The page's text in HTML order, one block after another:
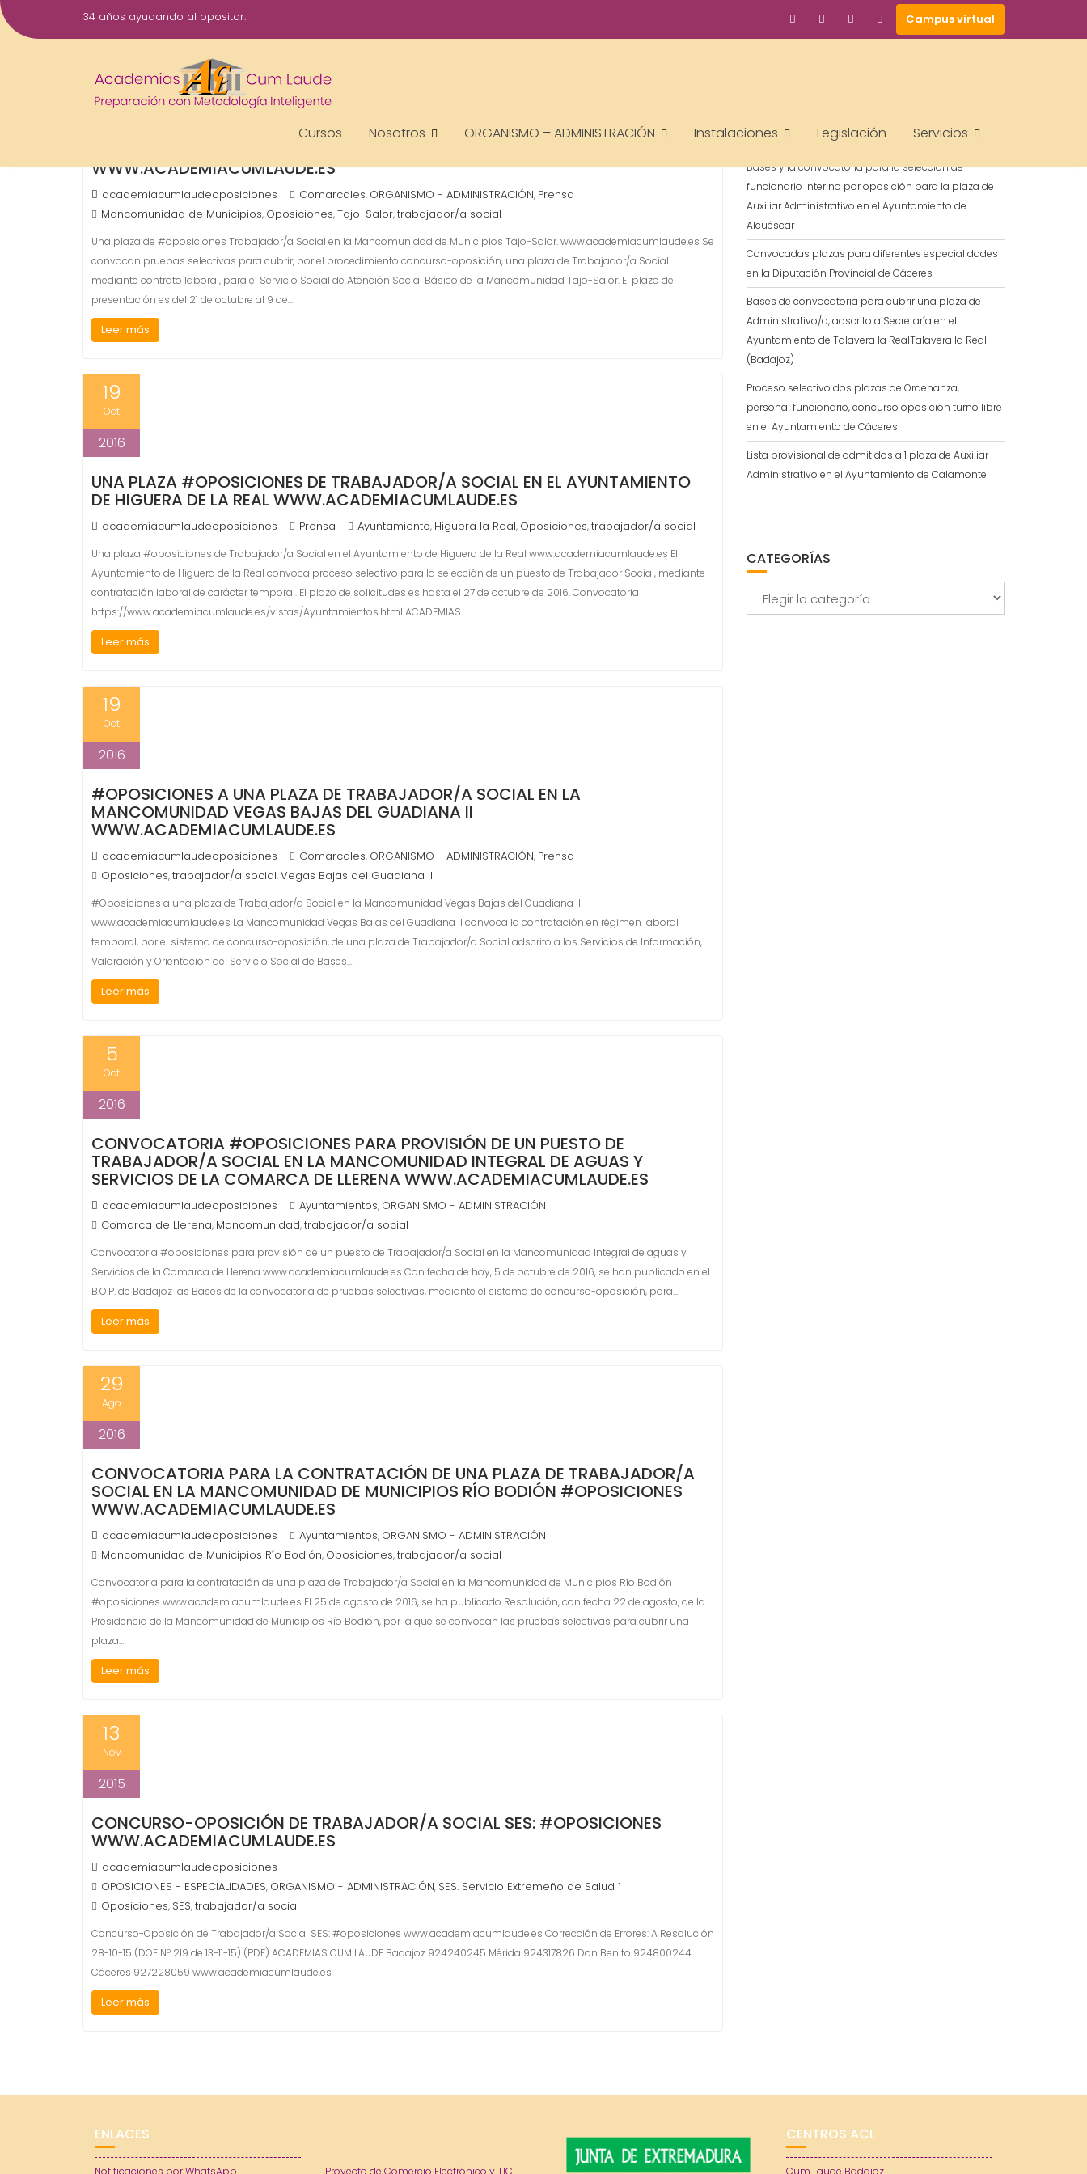
Saltar
al
34 años ayudando al opositor. Campus virtual
Cursos Nosotros ORGANISMO – ADMINISTRACIÓN Instalaciones Legislación Servicios
20
2016
UNA PLAZA DE #OPOSICIONES TRABAJADOR/A SOCIAL EN LA
WWW.ACADEMIACUMLAUDE.ES
academiacumlaudeoposiciones Comarcales, ORGANISMO - ADMINISTRACIÓN, Prensa
Mancomunidad de Municipios, Oposiciones,Tajo-Salor,trabajador/a social
Una plaza de #oposiciones Trabajador/a Social en la Mancomunidad de Municipios Tajo-Salor. www.academiacumlaude.es Se
convocan pruebas selectivas para cubrir, por el procedimiento concurso-oposición, una plaza de Trabajador/a Social
mediante contrato laboral, para el Servicio Social de Atención Social Básico de la Mancomunidad Tajo-Salor. El plazo de
presentación es del 21 de octubre al 9 de…
Leer más
19
Oct
2016
UNA PLAZA #OPOSICIONES DE TRABAJADOR/A SOCIAL EN EL AYUNTAMIENTO
DE HIGUERA DE LA REAL WWW.ACADEMIACUMLAUDE.ES
academiacumlaudeoposiciones Prensa Ayuntamiento, Higuera la Real, Oposiciones,trabajador/a social
Una plaza #oposiciones de Trabajador/a Social en el Ayuntamiento de Higuera de la Real www.academiacumlaude.es El
Ayuntamiento de Higuera de la Real convoca proceso selectivo para la selección de un puesto de Trabajador Social, mediante
contratación laboral de carácter temporal. El plazo de solicitudes es hasta el 27 de octubre de 2016. Convocatoria
https://www.academiacumlaude.es/vistas/Ayuntamientos.html ACADEMIAS…
Leer más
19
Oct
2016
#OPOSICIONES A UNA PLAZA DE TRABAJADOR/A SOCIAL EN LA
MANCOMUNIDAD VEGAS BAJAS DEL GUADIANA II
WWW.ACADEMIACUMLAUDE.ES
academiacumlaudeoposiciones Comarcales, ORGANISMO - ADMINISTRACIÓN, Prensa
Oposiciones,trabajador/a social,Vegas Bajas del Guadiana II
#Oposiciones a una plaza de Trabajador/a Social en la Mancomunidad Vegas Bajas del Guadiana II
www.academiacumlaude.es La Mancomunidad Vegas Bajas del Guadiana II convoca la contratación en régimen laboral
temporal, por el sistema de concurso-oposición, de una plaza de Trabajador/a Social adscrito a los Servicios de Información,
Valoración y Orientación del Servicio Social de Bases.…
Leer más
5
Oct
2016
CONVOCATORIA #OPOSICIONES PARA PROVISIÓN DE UN PUESTO DE
TRABAJADOR/A SOCIAL EN LA MANCOMUNIDAD INTEGRAL DE AGUAS Y
SERVICIOS DE LA COMARCA DE LLERENA WWW.ACADEMIACUMLAUDE.ES
academiacumlaudeoposiciones Ayuntamientos, ORGANISMO - ADMINISTRACIÓN
Comarca de Llerena, Mancomunidad,trabajador/a social
Convocatoria #oposiciones para provisión de un puesto de Trabajador/a Social en la Mancomunidad Integral de aguas y
Servicios de la Comarca de Llerena www.academiacumlaude.es Con fecha de hoy, 5 de octubre de 2016, se han publicado en el
B.O.P. de Badajoz las Bases de la convocatoria de pruebas selectivas, mediante el sistema de concurso-oposición, para…
Leer más
29
Ago
2016
CONVOCATORIA PARA LA CONTRATACIÓN DE UNA PLAZA DE TRABAJADOR/A
SOCIAL EN LA MANCOMUNIDAD DE MUNICIPIOS RÍO BODIÓN #OPOSICIONES
WWW.ACADEMIACUMLAUDE.ES
academiacumlaudeoposiciones Ayuntamientos, ORGANISMO - ADMINISTRACIÓN
Mancomunidad de Municipios Río Bodión, Oposiciones,trabajador/a social
Convocatoria para la contratación de una plaza de Trabajador/a Social en la Mancomunidad de Municipios Río Bodión
#oposiciones www.academiacumlaude.es El 25 de agosto de 2016, se ha publicado Resolución, con fecha 22 de agosto, de la
Presidencia de la Mancomunidad de Municipios Río Bodión, por la que se convocan las pruebas selectivas para cubrir una
plaza…
Leer más
13
Nov
2015
CONCURSO-OPOSICIÓN DE TRABAJADOR/A SOCIAL SES: #OPOSICIONES
WWW.ACADEMIACUMLAUDE.ES
academiacumlaudeoposiciones
OPOSICIONES - ESPECIALIDADES, ORGANISMO - ADMINISTRACIÓN, SES. Servicio Extremeño de Salud 1
Oposiciones, SES,trabajador/a social
Concurso-Oposición de Trabajador/a Social SES: #oposiciones www.academiacumlaude.es Corrección de Errores: A Resolución
28-10-15 (DOE Nº 219 de 13-11-15) (PDF) ACADEMIAS CUM LAUDE Badajoz 924240245 Mérida 924317826 Don Benito 924800244
Cáceres 927228059 www.academiacumlaude.es
Leer más
ENTRADAS RECIENTES
Bases y la convocatoria para la selección de
funcionario interino por oposición para la plaza de
Auxiliar Administrativo en el Ayuntamiento de
Alcuéscar
Convocadas plazas para diferentes especialidades
en la Diputación Provincial de Cáceres
Bases de convocatoria para cubrir una plaza de
Administrativo/a, adscrito a Secretaría en el
Ayuntamiento de Talavera la RealTalavera la Real
(Badajoz)
Proceso selectivo dos plazas de Ordenanza,
personal funcionario, concurso oposición turno libre
en el Ayuntamiento de Cáceres
Lista provisional de admitidos a 1 plaza de Auxiliar
Administrativo en el Ayuntamiento de Calamonte
CATEGORÍAS
ENLACES
Notificaciones por WhatsApp Proyecto de Comercio Electrónico y TIC.
CENTROS ACL
Cum Laude Badajoz